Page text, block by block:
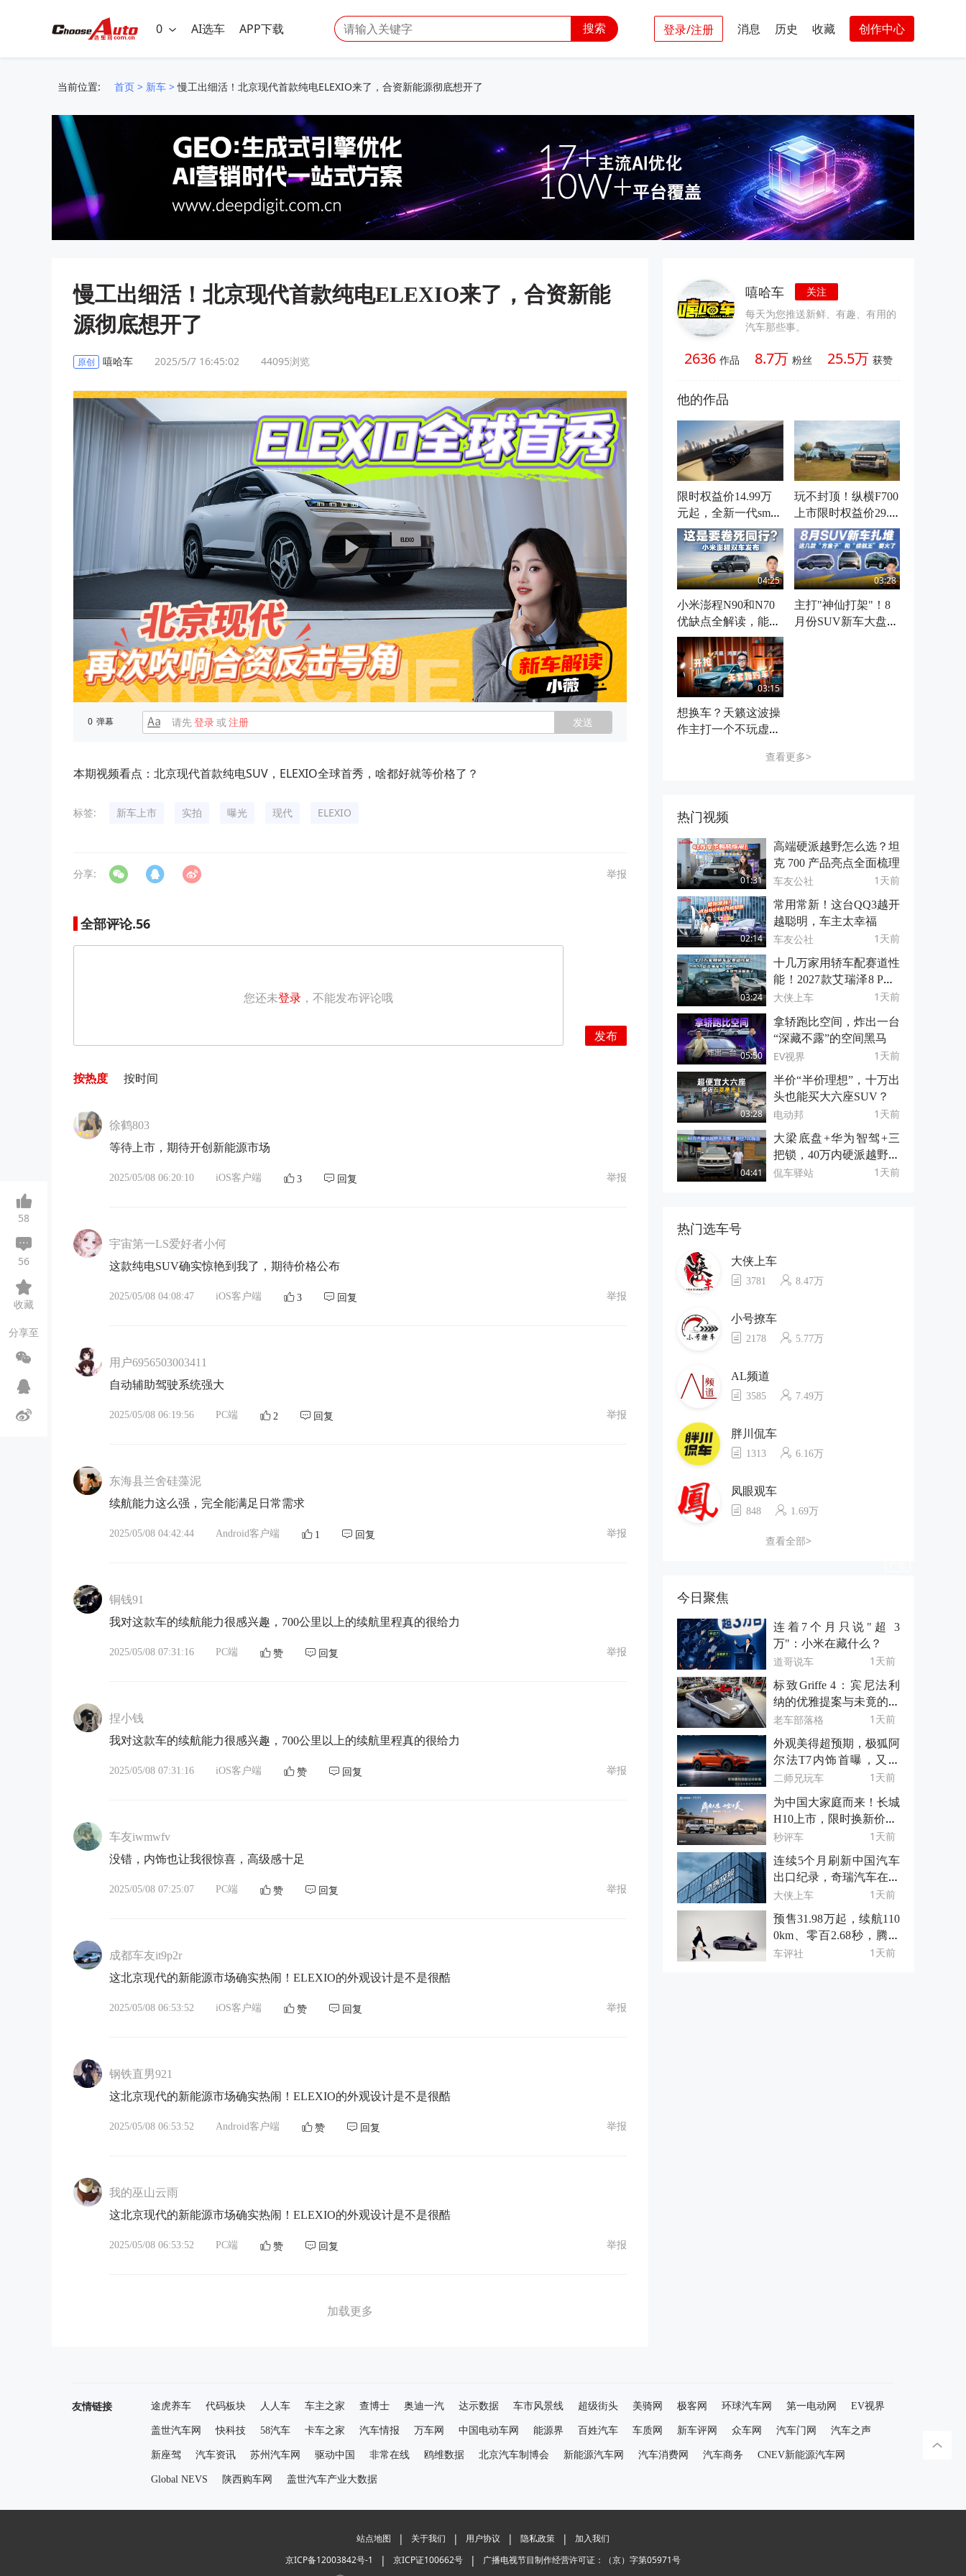
0 AI选车 APP下载 搜索 登录/注册 消息 历史 收藏 创作中心
当前位置: 首页 > 新车 > 慢工出细活！北京现代首款纯电ELEXIO来了，合资新能源彻底想开了
慢工出细活！北京现代首款纯电ELEXIO来了，合资新能
源彻底想开了
原创 嘻哈车 2025/5/7 16:45:02 44095浏览
0 弹幕 请先登录或注册 发送
本期视频看点：北京现代首款纯电SUV，ELEXIO全球首秀，啥都好就等价格了？
标签: 新车上市 实拍 曝光 现代 ELEXIO
分享: 举报
全部评论.56
您还未登录 ，不能发布评论哦
发布
按热度 按时间
徐鹤803
等待上市，期待开创新能源市场
2025/05/08 06:20:10 iOS客户端 3 回复 举报
宇宙第一LS爱好者小何
这款纯电SUV确实惊艳到我了，期待价格公布
2025/05/08 04:08:47 iOS客户端 3 回复 举报
用户6956503003411
自动辅助驾驶系统强大
2025/05/08 06:19:56 PC端 2 回复 举报
东海县兰舍硅藻泥
续航能力这么强，完全能满足日常需求
2025/05/08 04:42:44 Android客户端 1 回复 举报
铜钱91
我对这款车的续航能力很感兴趣，700公里以上的续航里程真的很给力
2025/05/08 07:31:16 PC端 赞 回复 举报
捏小钱
我对这款车的续航能力很感兴趣，700公里以上的续航里程真的很给力
2025/05/08 07:31:16 iOS客户端 赞 回复 举报
车友iwmwfv
没错，内饰也让我很惊喜，高级感十足
2025/05/08 07:25:07 PC端 赞 回复 举报
成都车友it9p2r
这北京现代的新能源市场确实热闹！ELEXIO的外观设计是不是很酷
2025/05/08 06:53:52 iOS客户端 赞 回复 举报
钢铁直男921
这北京现代的新能源市场确实热闹！ELEXIO的外观设计是不是很酷
2025/05/08 06:53:52 Android客户端 赞 回复 举报
我的巫山云雨
这北京现代的新能源市场确实热闹！ELEXIO的外观设计是不是很酷
2025/05/08 06:53:52 PC端 赞 回复 举报
加载更多
嘻哈车
关注
每天为您推送新鲜、有趣、有用的
汽车那些事。
2636 作品 8.7万 粉丝 25.5万 获赞
他的作品
限时权益价14.99万
元起，全新一代smart
精灵1号上市 超200
项焕新升级，重新定
义豪华智能小车之王
玩不封顶！纵横F700
上市限时权益价29.9
9万元起，开启豪华
越野皮卡新时代
04:25
小米澎程N90和N70
优缺点全解读，能不
能买先看清这几点
03:28
主打"神仙打架"！8
月份SUV新车大盘
03:15
想换车？天籁这波操
作主打一个不玩虚
查看更多>
热门视频
01:31
高端硬派越野怎么选？坦
克 700 产品亮点全面梳理
车友公社 1天前
02:14
常用常新！这台QQ3越开
越聪明，车主太幸福
车友公社 1天前
03:24
十几万家用轿车配赛道性
能！2027款艾瑞泽8 PRO
不给合资留面子
大侠上车 1天前
05:50
拿轿跑比空间，炸出一台
“深藏不露”的空间黑马
EV视界 1天前
03:28
半价“半价理想”，十万出
头也能买大六座SUV？
电动邦 1天前
04:41
大梁底盘+华为智驾+三
把锁，40万内硬派越野天
花板｜泰钽700探店
侃车驿站 1天前
热门选车号
大侠上车
3781 8.47万
小号撩车
2178 5.77万
AL频道
3585 7.49万
胖川侃车
1313 6.16万
凤眼观车
848 1.69万
查看全部>
今日聚焦
连着7个月只说"超 3
万"：小米在藏什么？
道哥说车 1天前
标致Griffe 4：宾尼法利
纳的优雅提案与未竟的轿
跑梦
老车部落格 1天前
外观美得超预期，极狐阿
尔法T7内饰首曝，又双
叒叕超预期！
二师兄玩车 1天前
为中国大家庭而来！长城
H10上市，限时换新价20.
18万元起
秒评车 1天前
连续5个月刷新中国汽车
出口纪录，奇瑞汽车在洋
人那边卖爆了
大侠上车 1天前
预售31.98万起，续航110
0km、零百2.68秒，腾势
Z9S有点不一样
车评社 1天前
友情链接 途虎养车 代码板块 人人车 车主之家 查博士 奥迪一汽 达示数据 车市风景线 超级街头 美骑网 极客网 环球汽车网 第一电动网 EV视界
盖世汽车网 快科技 58汽车 卡车之家 汽车情报 万车网 中国电动车网 能源界 百姓汽车 车质网 新车评网 众车网 汽车门网 汽车之声
新座驾 汽车资讯 苏州汽车网 驱动中国 非常在线 鸥维数据 北京汽车制博会 新能源汽车网 汽车消费网 汽车商务 CNEV新能源汽车网
Global NEVS 陕西购车网 盖世汽车产业大数据
站点地图 | 关于我们 | 用户协议 | 隐私政策 |
加入我们
京ICP备12003842号-1
| 京ICP证100662号 |
广播电视节目制作经营许可证：（京）字第05971号
58
56
收藏
分享至